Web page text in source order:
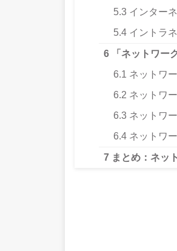
5.3 インター
5.4 イントラ
6 「ネットワー
6.1 ネットワ
6.2 ネットワ
6.3 ネットワ
6.4 ネットワ
7 まとめ：ネッ